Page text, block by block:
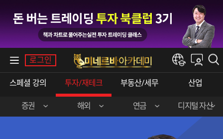
로그인
스페셜강의 투자/재테크 부동산/세무 산업
한경e아카데미
내강의실
증권 해외 연금 디지털자산
강승구(비트코인)